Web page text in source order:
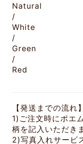
Natural
/
White
/
Green
/
Red
【発送までの流れ】
1)ご注文時にポエ
柄を記入いただき
2)写真入れサービ